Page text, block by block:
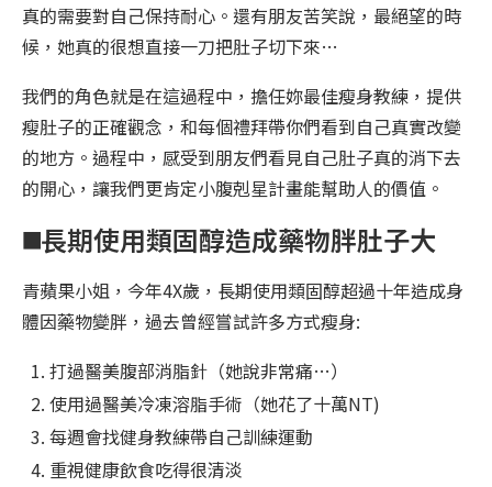
真的需要對自己保持耐心。還有朋友苦笑說，最絕望的時
候，她真的很想直接一刀把肚子切下來…
我們的角色就是在這過程中，擔任妳最佳瘦身教練，提供
瘦肚子的正確觀念，和每個禮拜帶你們看到自己真實改變
的地方。過程中，感受到朋友們看見自己肚子真的消下去
的開心，讓我們更肯定小腹剋星計畫能幫助人的價值。
◼️長期使用類固醇造成藥物胖肚子大
青蘋果小姐，今年4X歲，長期使用類固醇超過十年造成身
體因藥物變胖，過去曾經嘗試許多方式瘦身:
打過醫美腹部消脂針（她說非常痛…）
使用過醫美冷凍溶脂手術（她花了十萬NT)
每週會找健身教練帶自己訓練運動
重視健康飲食吃得很清淡